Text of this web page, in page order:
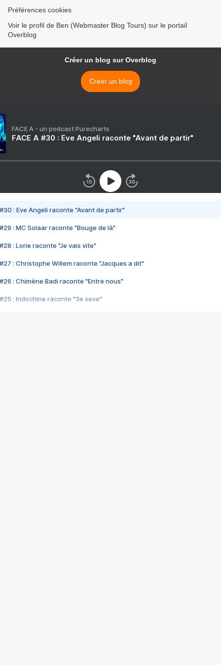
Préférences cookies
Voir le profil de Ben (Webmaster Blog Tours) sur le portail
Overblog
Créer un blog sur Overblog
Créer un blog
FACE A - un podcast Purecharts
FACE A #30 : Eve Angeli raconte "Avant de partir"
#30 : Eve Angeli raconte "Avant de partir"
#29 : MC Solaar raconte "Bouge de là"
#28 : Lorie raconte "Je vais vite"
#27 : Christophe Willem raconte "Jacques a dit"
#26 : Chimène Badi raconte "Entre nous"
#25 : Indochine raconte "3e sexe"